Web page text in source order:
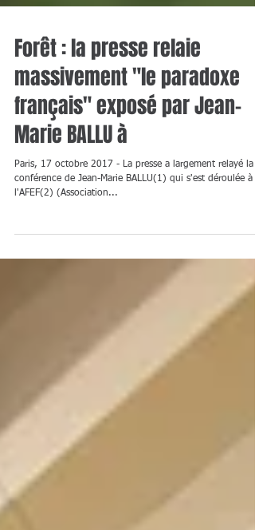
Forêt : la presse relaie
massivement "le paradoxe
français" exposé par Jean-
Marie BALLU à
l'AFEF(2) (Association...